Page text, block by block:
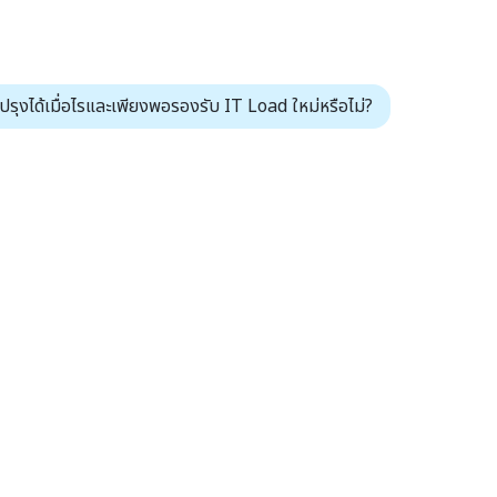
งได้เมื่อไรและเพียงพอรองรับ IT Load ใหม่หรือไม่?